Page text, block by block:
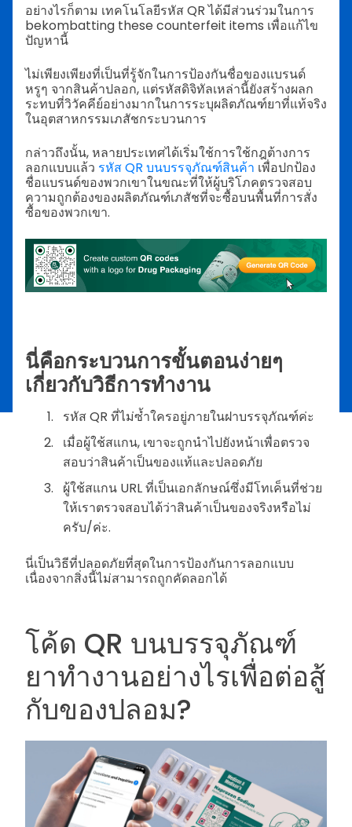
อย่างไรก็ตาม เทคโนโลยีรหัส QR ได้มีส่วนร่วมในการ
bekombatting these counterfeit items เพื่อแก้ไข
ปัญหานี้
ไม่เพียงเพียงที่เป็นที่รู้จักในการป้องกันชื่อของแบรนด์
หรูๆ จากสินค้าปลอก, แต่รหัสดิจิทัลเหล่านี้ยังสร้างผลก
ระทบที่วิวัคคีย์อย่างมากในการระบุผลิตภัณฑ์ยาที่แท้จริง
ในอุตสาหกรรมเภสัชกระบวนการ
กล่าวถึงนั้น, หลายประเทศได้เริ่มใช้การใช้กฎต้างการ
ลอกแบบแล้ว รหัส QR บนบรรจุภัณฑ์สินค้า เพื่อปกป้อง
ชื่อแบรนด์ของพวกเขาในขณะที่ให้ผู้บริโภคตรวจสอบ
ความถูกต้องของผลิตภัณฑ์เภสัชที่จะซื้อบนพื้นที่การสั่ง
ซื้อของพวกเขา.
นี่คือกระบวนการขั้นตอนง่ายๆ
เกี่ยวกับวิธีการทำงาน
รหัส QR ที่ไม่ซ้ำใครอยู่ภายในฝาบรรจุภัณฑ์ค่ะ
เมื่อผู้ใช้สแกน, เขาจะถูกนำไปยังหน้าเพื่อตรวจ
สอบว่าสินค้าเป็นของแท้และปลอดภัย
ผู้ใช้สแกน URL ที่เป็นเอกลักษณ์ซึ่งมีโทเค็นที่ช่วย
ให้เราตรวจสอบได้ว่าสินค้าเป็นของจริงหรือไม่
ครับ/ค่ะ.
นี่เป็นวิธีที่ปลอดภัยที่สุดในการป้องกันการลอกแบบ
เนื่องจากสิ่งนี้ไม่สามารถถูกคัดลอกได้
โค้ด QR บนบรรจุภัณฑ์
ยาทำงานอย่างไรเพื่อต่อสู้
กับของปลอม?